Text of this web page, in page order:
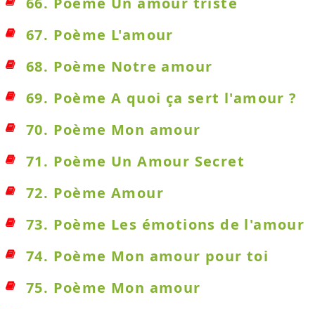
67. Poème L'amour
68. Poème Notre amour
69. Poème A quoi ça sert l'amour ?
70. Poème Mon amour
71. Poème Un Amour Secret
72. Poème Amour
73. Poème Les émotions de l'amour
74. Poème Mon amour pour toi
75. Poème Mon amour